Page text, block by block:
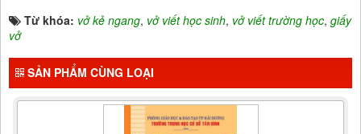
Từ khóa: vở kẻ ngang, vở viết học sinh, vở viết trường học, giấy
vở
SẢN PHẨM CÙNG LOẠI